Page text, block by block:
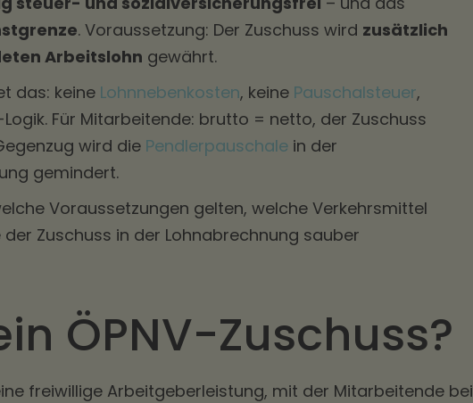
. Voraussetzung: Der Zuschuss wird zusätzlich
Arbeitslohn gewährt.
das: keine Lohnnebenkosten, keine Pauschalsteuer,
Für Mitarbeitende: brutto = netto, der Zuschuss
wird die Pendlerpauschale in der
gemindert.
Voraussetzungen gelten, welche Verkehrsmittel
Zuschuss in der Lohnabrechnung sauber
ÖPNV-Zuschuss?
freiwillige Arbeitgeberleistung, mit der Mitarbeitende bei